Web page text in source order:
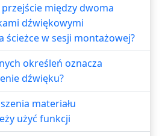
między dwoma
dźwiękowymi
ścieżce w sesji montażowej?
określeń oznacza
dźwięku?
materiału
użyć funkcji